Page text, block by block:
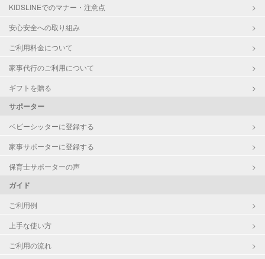
KIDSLINEでのマナー・注意点
安心安全への取り組み
ご利用料金について
家事代行のご利用について
ギフトを贈る
サポーター
ベビーシッターに登録する
家事サポーターに登録する
保育士サポーターの声
ガイド
ご利用例
上手な使い方
ご利用の流れ